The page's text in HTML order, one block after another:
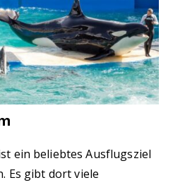
ein beliebtes Ausflugsziel
Es gibt dort viele